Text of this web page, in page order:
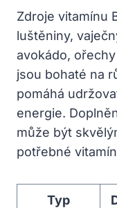
Zdroje vitamínu
luštěniny,
avokádo,
jsou bohaté na
pomáhá
energie.
může být
potřebné
Typ